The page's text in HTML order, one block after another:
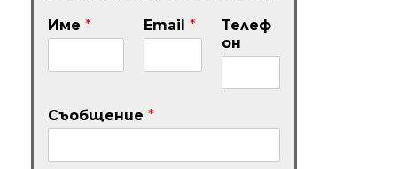
Име * Email *
Телеф
он
Съобщение *